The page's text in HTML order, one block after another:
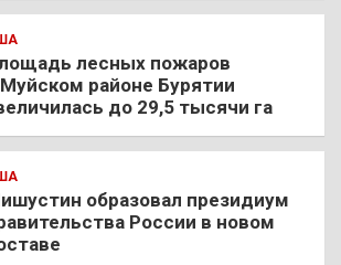
лесных пожаров
районе Бурятии
до 29,5 тысячи га
образовал президиум
России в новом